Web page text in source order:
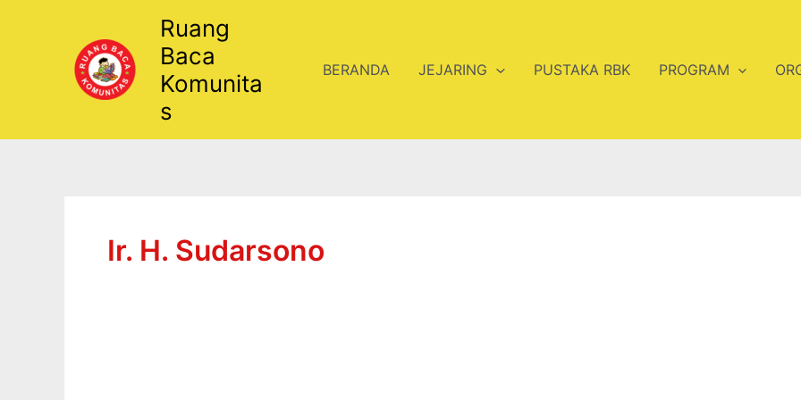
Ruang
Baca
Komunita
s
BERANDA JEJARING PUSTAKA RBK PROGRAM
Ir. H. Sudarsono